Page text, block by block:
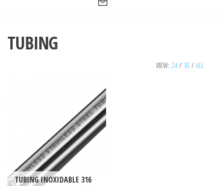
TUBING
VIEW: 24 / 30 / ALL
TUBING INOXIDABLE 316